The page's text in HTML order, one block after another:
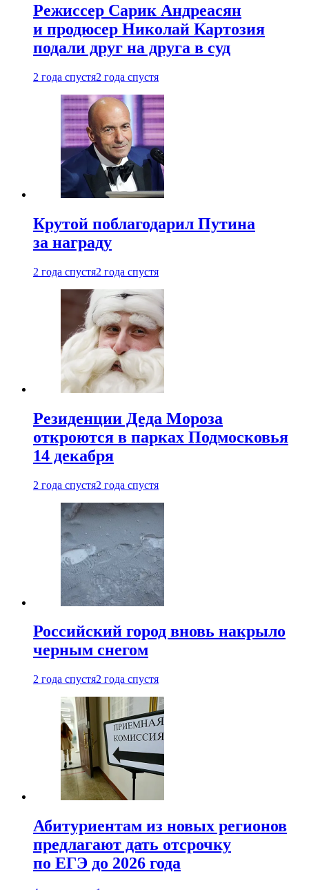
Режиссер Сарик Андреасян
и продюсер Николай Картозия
подали друг на друга в суд
2 года спустя2 года спустя
Крутой поблагодарил Путина
за награду
2 года спустя2 года спустя
Резиденции Деда Мороза
откроются в парках Подмосковья
14 декабря
2 года спустя2 года спустя
Российский город вновь накрыло
черным снегом
2 года спустя2 года спустя
Абитуриентам из новых регионов
предлагают дать отсрочку
по ЕГЭ до 2026 года